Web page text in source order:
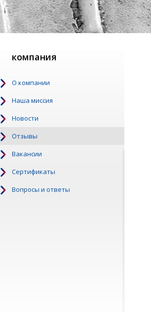
компания
О компании
Наша миссия
Новости
Отзывы
Вакансии
Сертификаты
Вопросы и ответы